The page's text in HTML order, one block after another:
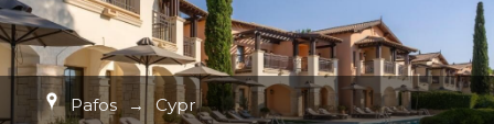
Pafos → Cypr